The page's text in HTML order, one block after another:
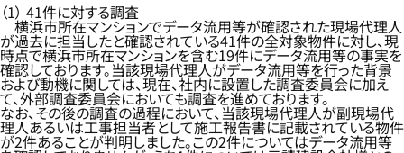
（1） 41件に対する調査
横浜市所在マンションでデータ流用等が確認された現場代理人
が過去に担当したと確認されている41件の全対象物件に対し、現
時点で横浜市所在マンションを含む19件にデータ流用等の事実を
確認しております。当該現場代理人がデータ流用等を行った背景
および動機に関しては、現在、社内に設置した調査委員会に加え
て、外部調査委員会においても調査を進めております。
なお、その後の調査の過程において、当該現場代理人が副現場代
理人あるいは工事担当者として施工報告書に記載されている物件
が2件あることが判明しました。この2件についてはデータ流用等